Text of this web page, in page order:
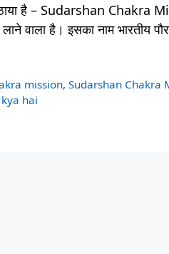
है – Sudarshan Chakra
वाला है। इसका नाम भारतीय
mission,Sudarshan Chakra
hai